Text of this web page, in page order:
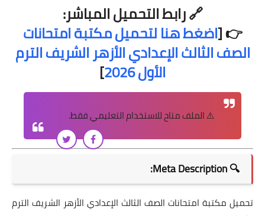
🔗رابط التحميل المباشر:
👉 [اضغط هنا لتحميل مكتبة امتحانات
الصف الثالث الإعدادي الأزهر الشريف الترم
الأول 2026 ]
⚠️ الملف متاح للاستخدام التعليمي فقط.
🔍 Meta Description:
تحميل مكتبة امتحانات الصف الثالث الإعدادي الأزهر الشريف الترم